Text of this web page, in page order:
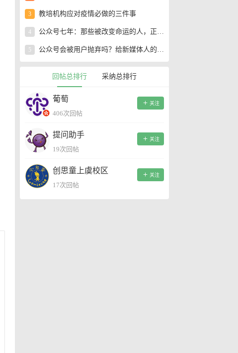
3 教培机构应对疫情必做的三件事
4 公众号七年：那些被改变命运的人，正在走向何处？
5 公众号会被用户抛弃吗？给新媒体人的30条建议
回帖总排行 采纳总排行
葡萄
406次回帖
关注
提问助手
19次回帖
关注
创思童上虞校区
17次回帖
关注